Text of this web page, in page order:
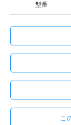
型番
こ